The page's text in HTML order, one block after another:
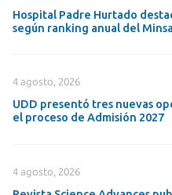
Hospital Padre Hurtado
según ranking anual del
4 agosto, 2026
UDD presentó tres nuevas
el proceso de Admisión 2027
4 agosto, 2026